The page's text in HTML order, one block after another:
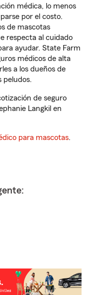
médica, lo menos
por el costo.
de mascotas
respecta al cuidado
ayudar. State Farm
médicos de alta
a los dueños de
peludos.
de seguro
Langkil en
para mascotas.